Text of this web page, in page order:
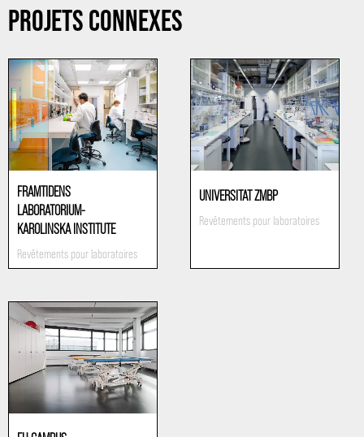
PROJETS CONNEXES
FRAMTIDENS
LABORATORIUM-
KAROLINSKA INSTITUTE
Revêtements pour laboratoires
UNIVERSITAT ZMBP
Revêtements pour laboratoires